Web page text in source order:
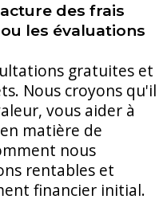
des frais
les évaluations
gratuites et
Nous croyons qu'il
vous aider à
matière de
nous
rentables et
financier initial.